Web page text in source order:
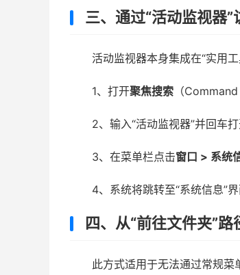
三、通过“活动监视器
活动监视器本身集成在“实用
1、打开聚焦搜索 （
2、输入“活动监视器”并回车打
3、在菜单栏点击窗口 > 系统
4、系统将跳转至“系统信息”
四、从“前往文件夹”
此方式适用于无法通过常规菜